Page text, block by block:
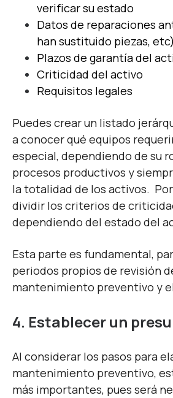
verificar su estado
Datos de reparaciones
han sustituido piezas, etc)
Plazos de garantía del
Criticidad del activo
Requisitos legales
Puedes crear un listado
a conocer qué equipos
especial, dependiendo de su
procesos productivos y
la totalidad de los activos.
dividir los criterios de
dependiendo del estado del
Esta parte es fundamental,
periodos propios de revisión
mantenimiento preventivo y
4. Establecer un
Al considerar los pasos para
mantenimiento preventivo,
más importantes, pues será